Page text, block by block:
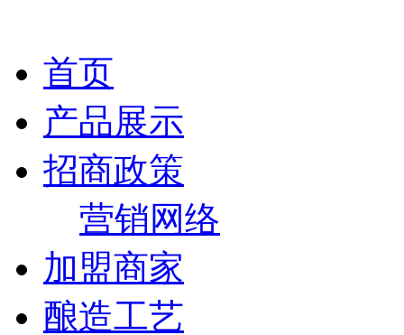
首页
产品展示
招商政策
营销网络
加盟商家
酿造工艺